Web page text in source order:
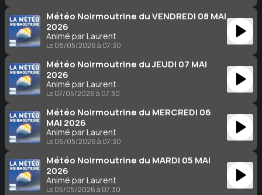
Météo Noirmoutrine du VENDREDI 08 MAI
2026
Animé par Laurent
Le 08/05/2026 à 07:30
Météo Noirmoutrine du JEUDI 07 MAI
2026
Animé par Laurent
Le 07/05/2026 à 07:30
Météo Noirmoutrine du MERCREDI 06
MAI 2026
Animé par Laurent
Le 06/05/2026 à 07:30
Météo Noirmoutrine du MARDI 05 MAI
2026
Animé par Laurent
Le 05/05/2026 à 07:30